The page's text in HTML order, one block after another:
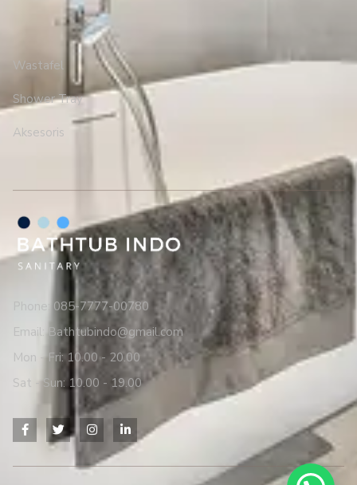
Wastafel
Shower Tray
Aksesoris
Phone: 085-7777-00780
Email: Bathtubindo@gmail.com
Mon - Fri: 10.00 - 20.00
Sat - Sun: 10.00 - 19.00